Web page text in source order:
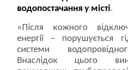
водопостачання у місті.
«Після кожного
енергії – порушується
системи
Внаслідок цього